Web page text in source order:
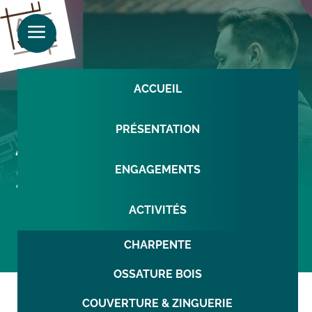
a
ACCUEIL
PRÉSENTATION
ENGAGEMENTS
ACTIVITÉS
CHARPENTE
OSSATURE BOIS
COUVERTURE & ZINGUERIE
ACF WILL au
Salon de
l’habitat Gray-70